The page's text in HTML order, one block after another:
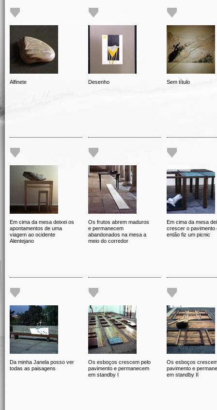
Alfinete Desenho Sem título
Em cima da mesa deixei os
apontamentos de uma
viagem ao ocidente
Alentejano
Os frutos abrem maduros
e permanecem
abandonados na mesa a
meio do corredor
Em cima da mesa
crescer o pavimento
então fiz um picnic
Da minha Janela posso ver
todas as paisagens
Os esboços crescem pelo
pavimento e permanecem
em standby I
Os esboços
pavimento e
em standby II